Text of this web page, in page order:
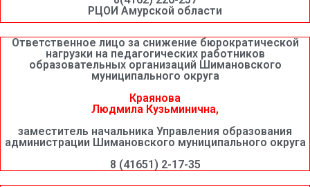
РЦОИ Амурской области
Ответственное лицо за снижение бюрократической
нагрузки на педагогических работников
образовательных организаций Шимановского
муниципального округа
Краянова
Людмила Кузьминична,
заместитель начальника Управления образования
администрации Шимановского муниципального округа
8 (41651) 2-17-35